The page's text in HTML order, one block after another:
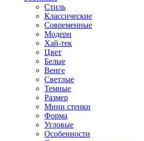
Стиль
Классические
Современные
Модерн
Хай-тек
Цвет
Белые
Венге
Светлые
Темные
Размер
Мини стенки
Форма
Угловые
Особенности